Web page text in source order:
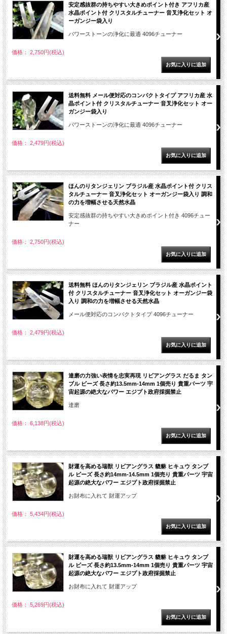
安定感抜群の持ちやすい大きめポイント付き アフリカ産
水晶ポイント付 クリスタルチューナー 音叉浄化セット オ
ーガンジー袋入り
パワーストーンの浄化に最適 4096チューナー
価格： 2,750円(税込)
送料無料 メール便対応のコンパクトタイプ アフリカ産 水
晶ポイント付 クリスタルチューナー 音叉浄化セット オー
ガンジー袋入り
パワーストーンの浄化に最適 4096チューナー
価格： 2,479円(税込)
ほんのりタンジェリン ブラジル産 水晶ポイント付 クリス
タルチューナー 音叉浄化セット オーガンジー袋入り 調和
の力を増幅させる天然水晶
安定感抜群の持ちやすい大きめポイント付き 4096チュー
ナー
価格： 2,750円(税込)
送料無料 ほんのりタンジェリン ブラジル産 水晶ポイント
付 クリスタルチューナー 音叉浄化セット オーガンジー袋
入り 調和の力を増幅させる天然水晶
メール便対応のコンパクトタイプ 4096チューナー
価格： 2,479円(税込)
達磨の力強い表情を忠実再現 リビアングラス だるま タン
ブル ビーズ 長さ約13.5mm-14mm 1個売り 貴重パーツ 宇
宙起源の絶大なパワー エジプト政府採掘禁止
達磨
価格： 6,138円(税込)
財運を高める瑞獣 リビアングラス 貔貅 ヒキュウ タンブ
ル ビーズ 長さ約14mm-14.5mm 1個売り 貴重パーツ 宇宙
起源の絶大なパワー エジプト政府採掘禁止
お財布に入れて 財運アップ
価格： 5,434円(税込)
財運を高める瑞獣 リビアングラス 貔貅 ヒキュウ タンブ
ル ビーズ 長さ約13.5mm-14mm 1個売り 貴重パーツ 宇宙
起源の絶大なパワー エジプト政府採掘禁止
お財布に入れて 財運アップ
価格： 5,269円(税込)